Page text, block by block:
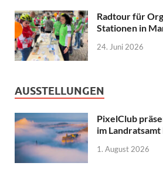
Radtour für
Stationen in
24. Juni 2026
AUSSTELLUNGEN
PixelClub
im
1. August 2026